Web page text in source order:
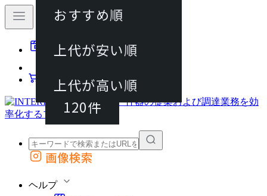
動画マニュアル
カート
外部サイトの商品をカートに追加
画像検索
ヘルプ
120件
おすすめ順
上代が安い順
上代が高い順